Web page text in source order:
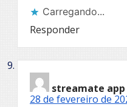
Carregando...
Responder
streamate app
28 de fevereiro de